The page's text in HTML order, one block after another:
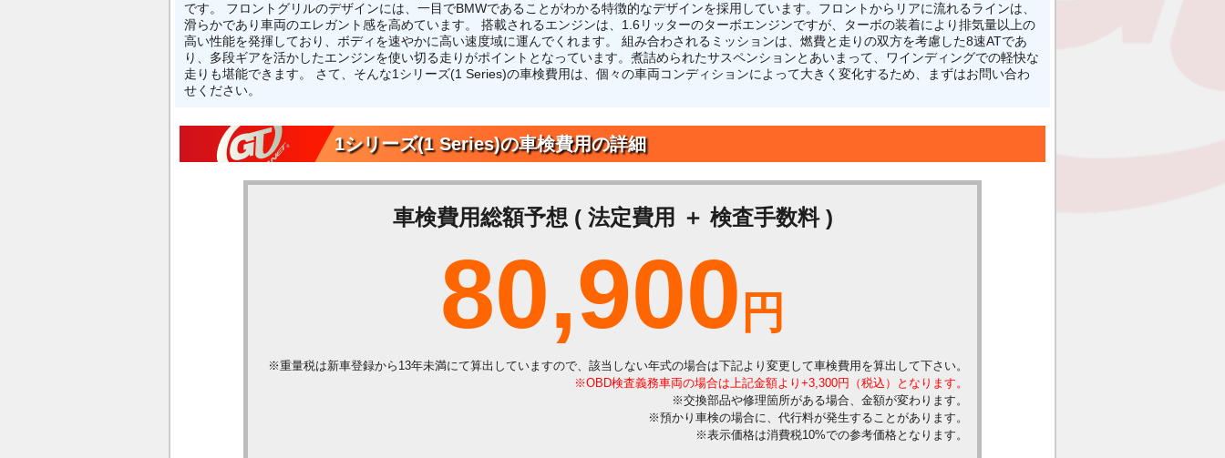
です。 フロントグリルのデザインには、一目でBMWであることがわかる特徴的なデザインを採用しています。フロントからリアに流れるラインは、
滑らかであり車両のエレガント感を高めています。 搭載されるエンジンは、1.6リッターのターボエンジンですが、ターボの装着により排気量以上の
高い性能を発揮しており、ボディを速やかに高い速度域に運んでくれます。 組み合わされるミッションは、燃費と走りの双方を考慮した8速ATであ
り、多段ギアを活かしたエンジンを使い切る走りがポイントとなっています。煮詰められたサスペンションとあいまって、ワインディングでの軽快な
走りも堪能できます。 さて、そんな1シリーズ(1 Series)の車検費用は、個々の車両コンディションによって大きく変化するため、まずはお問い合わ
せください。
1シリーズ(1 Series)の車検費用の詳細
車検費用総額予想 ( 法定費用 ＋ 検査手数料 )
80,900 円
※重量税は新車登録から13年未満にて算出していますので、該当しない年式の場合は下記より変更して車検費用を算出して下さい。
※OBD検査義務車両の場合は上記金額より+3,300円（税込）となります。
※交換部品や修理箇所がある場合、金額が変わります。
※預かり車検の場合に、代行料が発生することがあります。
※表示価格は消費税10%での参考価格となります。